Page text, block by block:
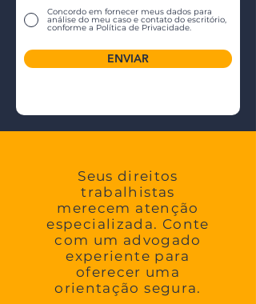
Concordo em fornecer meus dados para
análise do meu caso e contato do escritório,
conforme a Política de Privacidade.
ENVIAR
Seus direitos
trabalhistas
merecem atenção
especializada. Conte
com um advogado
experiente para
oferecer uma
orientação segura.